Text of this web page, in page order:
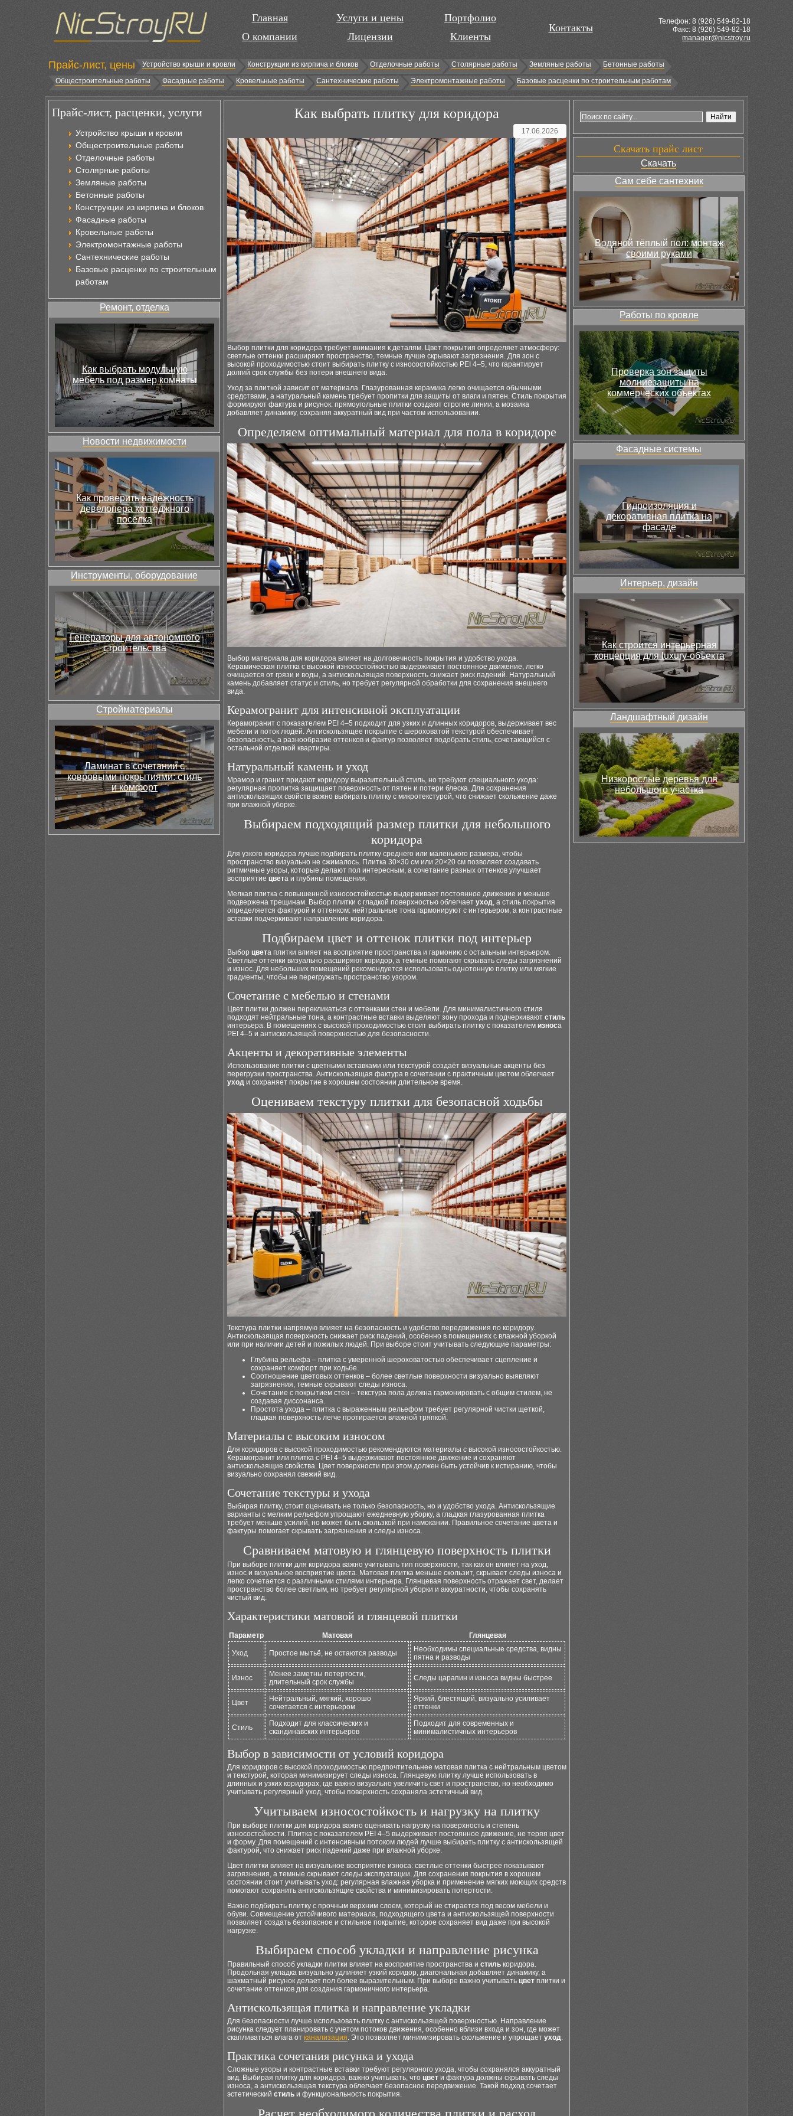
Главная
О компании
Услуги и цены
Лицензии
Портфолио
Клиенты
Контакты
Телефон: 8 (926) 549-82-18
Факс: 8 (926) 549-82-18
manager@nicstroy.ru
Прайс-лист, цены Устройство крыши и кровли Конструкции из кирпича и блоков Отделочные работы Столярные работы Земляные работы
Бетонные работы
Общестроительные работы
Фасадные работы Кровельные работы Сантехнические работы Электромонтажные работы Базовые расценки по строительным работам
Прайс-лист, расценки, услуги
Устройство крыши и кровли
Общестроительные работы
Отделочные работы
Столярные работы
Земляные работы
Бетонные работы
Конструкции из кирпича и блоков
Фасадные работы
Кровельные работы
Электромонтажные работы
Сантехнические работы
Базовые расценки по строительным
работам
Ремонт, отделка
Как выбрать модульную
мебель под размер комнаты
Новости недвижимости
Как проверить надёжность
девелопера коттеджного
посёлка
Инструменты, оборудование
Генераторы для автономного
строительства
Стройматериалы
Ламинат в сочетании с
ковровыми покрытиями: стиль
и комфорт
Как выбрать плитку для коридора
17.06.2026
Выбор плитки для коридора требует внимания к деталям. Цвет покрытия определяет атмосферу:
светлые оттенки расширяют пространство, темные лучше скрывают загрязнения. Для зон с
высокой проходимостью стоит выбирать плитку с износостойкостью PEI 4–5, что гарантирует
долгий срок службы без потери внешнего вида.
Уход за плиткой зависит от материала. Глазурованная керамика легко очищается обычными
средствами, а натуральный камень требует пропитки для защиты от влаги и пятен. Стиль покрытия
формируют фактура и рисунок: прямоугольные плитки создают строгие линии, а мозаика
добавляет динамику, сохраняя аккуратный вид при частом использовании.
Определяем оптимальный материал для пола в коридоре
Выбор материала для коридора влияет на долговечность покрытия и удобство ухода.
Керамическая плитка с высокой износостойкостью выдерживает постоянное движение, легко
очищается от грязи и воды, а антискользящая поверхность снижает риск падений. Натуральный
камень добавляет статус и стиль, но требует регулярной обработки для сохранения внешнего
вида.
Керамогранит для интенсивной эксплуатации
Керамогранит с показателем PEI 4–5 подходит для узких и длинных коридоров, выдерживает вес
мебели и поток людей. Антискользящее покрытие с шероховатой текстурой обеспечивает
безопасность, а разнообразие оттенков и фактур позволяет подобрать стиль, сочетающийся с
остальной отделкой квартиры.
Натуральный камень и уход
Мрамор и гранит придают коридору выразительный стиль, но требуют специального ухода:
регулярная пропитка защищает поверхность от пятен и потери блеска. Для сохранения
антискользящих свойств важно выбирать плитку с микротекстурой, что снижает скольжение даже
при влажной уборке.
Выбираем подходящий размер плитки для небольшого
коридора
Для узкого коридора лучше подбирать плитку среднего или маленького размера, чтобы
пространство визуально не сжималось. Плитка 30×30 см или 20×20 см позволяет создавать
ритмичные узоры, которые делают пол интересным, а сочетание разных оттенков улучшает
восприятие цвета и глубины помещения.
Мелкая плитка с повышенной износостойкостью выдерживает постоянное движение и меньше
подвержена трещинам. Выбор плитки с гладкой поверхностью облегчает уход, а стиль покрытия
определяется фактурой и оттенком: нейтральные тона гармонируют с интерьером, а контрастные
вставки подчеркивают направление коридора.
Подбираем цвет и оттенок плитки под интерьер
Выбор цвета плитки влияет на восприятие пространства и гармонию с остальным интерьером.
Светлые оттенки визуально расширяют коридор, а темные помогают скрывать следы загрязнений
и износ. Для небольших помещений рекомендуется использовать однотонную плитку или мягкие
градиенты, чтобы не перегружать пространство узором.
Сочетание с мебелью и стенами
Цвет плитки должен перекликаться с оттенками стен и мебели. Для минималистичного стиля
подходят нейтральные тона, а контрастные вставки выделяют зону прохода и подчеркивают стиль
интерьера. В помещениях с высокой проходимостью стоит выбирать плитку с показателем износа
PEI 4–5 и антискользящей поверхностью для безопасности.
Акценты и декоративные элементы
Использование плитки с цветными вставками или текстурой создаёт визуальные акценты без
перегрузки пространства. Антискользящая фактура в сочетании с практичным цветом облегчает
уход и сохраняет покрытие в хорошем состоянии длительное время.
Оцениваем текстуру плитки для безопасной ходьбы
Текстура плитки напрямую влияет на безопасность и удобство передвижения по коридору.
Антискользящая поверхность снижает риск падений, особенно в помещениях с влажной уборкой
или при наличии детей и пожилых людей. При выборе стоит учитывать следующие параметры:
Глубина рельефа – плитка с умеренной шероховатостью обеспечивает сцепление и
сохраняет комфорт при ходьбе.
Соотношение цветовых оттенков – более светлые поверхности визуально выявляют
загрязнения, темные скрывают следы износа.
Сочетание с покрытием стен – текстура пола должна гармонировать с общим стилем, не
создавая диссонанса.
Простота ухода – плитка с выраженным рельефом требует регулярной чистки щеткой,
гладкая поверхность легче протирается влажной тряпкой.
Материалы с высоким износом
Для коридоров с высокой проходимостью рекомендуются материалы с высокой износостойкостью.
Керамогранит или плитка с PEI 4–5 выдерживают постоянное движение и сохраняют
антискользящие свойства. Цвет поверхности при этом должен быть устойчив к истиранию, чтобы
визуально сохранял свежий вид.
Сочетание текстуры и ухода
Выбирая плитку, стоит оценивать не только безопасность, но и удобство ухода. Антискользящие
варианты с мелким рельефом упрощают ежедневную уборку, а гладкая глазурованная плитка
требует меньше усилий, но может быть скользкой при намокании. Правильное сочетание цвета и
фактуры помогает скрывать загрязнения и следы износа.
Сравниваем матовую и глянцевую поверхность плитки
При выборе плитки для коридора важно учитывать тип поверхности, так как он влияет на уход,
износ и визуальное восприятие цвета. Матовая плитка меньше скользит, скрывает следы износа и
легко сочетается с различными стилями интерьера. Глянцевая поверхность отражает свет, делает
пространство более светлым, но требует регулярной уборки и аккуратности, чтобы сохранять
чистый вид.
Характеристики матовой и глянцевой плитки
Параметр Матовая Глянцевая
Уход Простое мытьё, не остаются разводы
Необходимы специальные средства, видны
пятна и разводы
Износ
Менее заметны потертости,
длительный срок службы
Следы царапин и износа видны быстрее
Цвет
Нейтральный, мягкий, хорошо
сочетается с интерьером
Яркий, блестящий, визуально усиливает
оттенки
Стиль
Подходит для классических и
скандинавских интерьеров
Подходит для современных и
минималистичных интерьеров
Выбор в зависимости от условий коридора
Для коридоров с высокой проходимостью предпочтительнее матовая плитка с нейтральным цветом
и текстурой, которая минимизирует следы износа. Глянцевую плитку лучше использовать в
длинных и узких коридорах, где важно визуально увеличить свет и пространство, но необходимо
учитывать регулярный уход, чтобы поверхность сохраняла эстетичный вид.
Учитываем износостойкость и нагрузку на плитку
При выборе плитки для коридора важно оценивать нагрузку на поверхность и степень
износостойкости. Плитка с показателем PEI 4–5 выдерживает постоянное движение, не теряя цвет
и форму. Для помещений с интенсивным потоком людей лучше выбирать плитку с антискользящей
фактурой, что снижает риск падений даже при влажной уборке.
Цвет плитки влияет на визуальное восприятие износа: светлые оттенки быстрее показывают
загрязнения, а темные скрывают следы эксплуатации. Для сохранения покрытия в хорошем
состоянии стоит учитывать уход: регулярная влажная уборка и применение мягких моющих средств
помогают сохранить антискользящие свойства и минимизировать потертости.
Важно подбирать плитку с прочным верхним слоем, который не стирается под весом мебели и
обуви. Совмещение устойчивого материала, подходящего цвета и антискользящей поверхности
позволяет создать безопасное и стильное покрытие, которое сохраняет вид даже при высокой
нагрузке.
Выбираем способ укладки и направление рисунка
Правильный способ укладки плитки влияет на восприятие пространства и стиль коридора.
Продольная укладка визуально удлиняет узкий коридор, диагональная добавляет динамику, а
шахматный рисунок делает пол более выразительным. При выборе важно учитывать цвет плитки и
сочетание оттенков для создания гармоничного интерьера.
Антискользящая плитка и направление укладки
Для безопасности лучше использовать плитку с антискользящей поверхностью. Направление
рисунка следует планировать с учетом потоков движения, особенно вблизи входа и зон, где может
скапливаться влага от канализация. Это позволяет минимизировать скольжение и упрощает уход.
Практика сочетания рисунка и ухода
Сложные узоры и контрастные вставки требуют регулярного ухода, чтобы сохранялся аккуратный
вид. Выбирая плитку для коридора, важно учитывать, что цвет и фактура должны скрывать следы
износа, а антискользящая текстура облегчает безопасное передвижение. Такой подход сочетает
эстетический стиль и функциональность покрытия.
Скачать прайс лист
Скачать
Сам себе сантехник
Водяной тёплый пол: монтаж
своими руками
Работы по кровле
Проверка зон защиты
молниезащиты на
коммерческих объектах
Фасадные системы
Гидроизоляция и
декоративная плитка на
фасаде
Интерьер, дизайн
Как строится интерьерная
концепция для luxury-объекта
Ландшафтный дизайн
Низкорослые деревья для
небольшого участка